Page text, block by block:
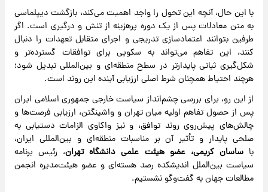
با این حال، آنچه این تحول را واجد اهمیت می‌کند، بازگشت دیپلماسی
به متن معادلات پس از یک دوره پرهزینه از تنش و درگیری است. اگر
طرفین بتوانند اعتمادسازی تدریجی و اجرای متقابل تعهدات را دنبال
کنند، این تفاهم می‌تواند به سکویی برای توافقات گسترده‌تر و
شکل‌گیری ثباتی پایدارتر در سطح منطقه‌ای و بین‌المللی تبدیل شود؛
هرچند احتیاط همچنان شرط اصلی ارزیابی آینده این روند است.
از این رو، برای بررسی چشم‌انداز سیاست خارجی جمهوری اسلامی ایران
پس از حصول تفاهم اولیه میان تهران و واشینگتن، ارزیابی فرصت‌ها و
چالش‌های پیش‌روی روند توافق، و نیز واکاوی الزامات دستیابی به
صلحی پایدار و تأثیر آن بر مناسبات منطقه‌ای و بین‌المللی ایران،
باساسان کریمی، عضو هیئت علمی دانشگاه تهران، رئیس برنامه
سیاست بین‌الملل اندیشکده رصد هسته‌ای و عضو هیئت‌مدیره انجمن
مطالعات جهان به گفت‌وگو نشستیم.